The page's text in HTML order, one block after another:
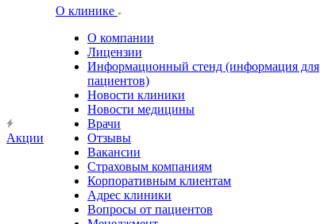
Акции
О клинике
О компании
Лицензии
Информационный стенд (информация для
пациентов)
Новости клиники
Новости медицины
Врачи
Отзывы
Вакансии
Страховым компаниям
Корпоративным клиентам
Адрес клиники
Вопросы от пациентов